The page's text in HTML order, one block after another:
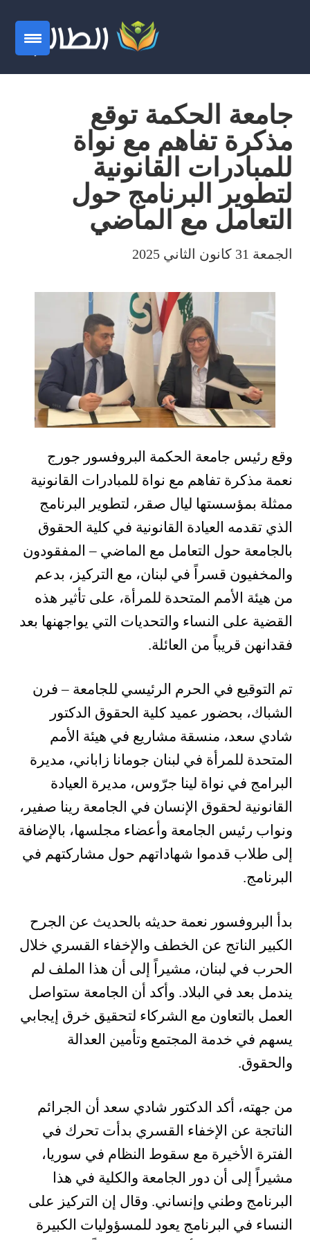
جامعة الحكمة توقع
مذكرة تفاهم مع نواة
للمبادرات القانونية
لتطوير البرنامج حول
التعامل مع الماضي
الجمعة 31 كانون الثاني 2025
وقع رئيس جامعة الحكمة البروفسور جورج
نعمة مذكرة تفاهم مع نواة للمبادرات القانونية
ممثلة بمؤسستها ليال صقر، لتطوير البرنامج
الذي تقدمه العيادة القانونية في كلية الحقوق
بالجامعة حول التعامل مع الماضي – المفقودون
والمخفيون قسراً في لبنان، مع التركيز، بدعم
من هيئة الأمم المتحدة للمرأة، على تأثير هذه
القضية على النساء والتحديات التي يواجهنها بعد
فقدانهن قريباً من العائلة.
تم التوقيع في الحرم الرئيسي للجامعة – فرن
الشباك، بحضور عميد كلية الحقوق الدكتور
شادي سعد، منسقة مشاريع في هيئة الأمم
المتحدة للمرأة في لبنان جومانا زاباني، مديرة
البرامج في نواة لينا جرّوس، مديرة العيادة
القانونية لحقوق الإنسان في الجامعة رينا صفير،
ونواب رئيس الجامعة وأعضاء مجلسها، بالإضافة
إلى طلاب قدموا شهاداتهم حول مشاركتهم في
البرنامج.
بدأ البروفسور نعمة حديثه بالحديث عن الجرح
الكبير الناتج عن الخطف والإخفاء القسري خلال
الحرب في لبنان، مشيراً إلى أن هذا الملف لم
يندمل بعد في البلاد. وأكد أن الجامعة ستواصل
العمل بالتعاون مع الشركاء لتحقيق خرق إيجابي
يسهم في خدمة المجتمع وتأمين العدالة
والحقوق.
من جهته، أكد الدكتور شادي سعد أن الجرائم
الناتجة عن الإخفاء القسري بدأت تحرك في
الفترة الأخيرة مع سقوط النظام في سوريا،
مشيراً إلى أن دور الجامعة والكلية في هذا
البرنامج وطني وإنساني. وقال إن التركيز على
النساء في البرنامج يعود للمسؤوليات الكبيرة